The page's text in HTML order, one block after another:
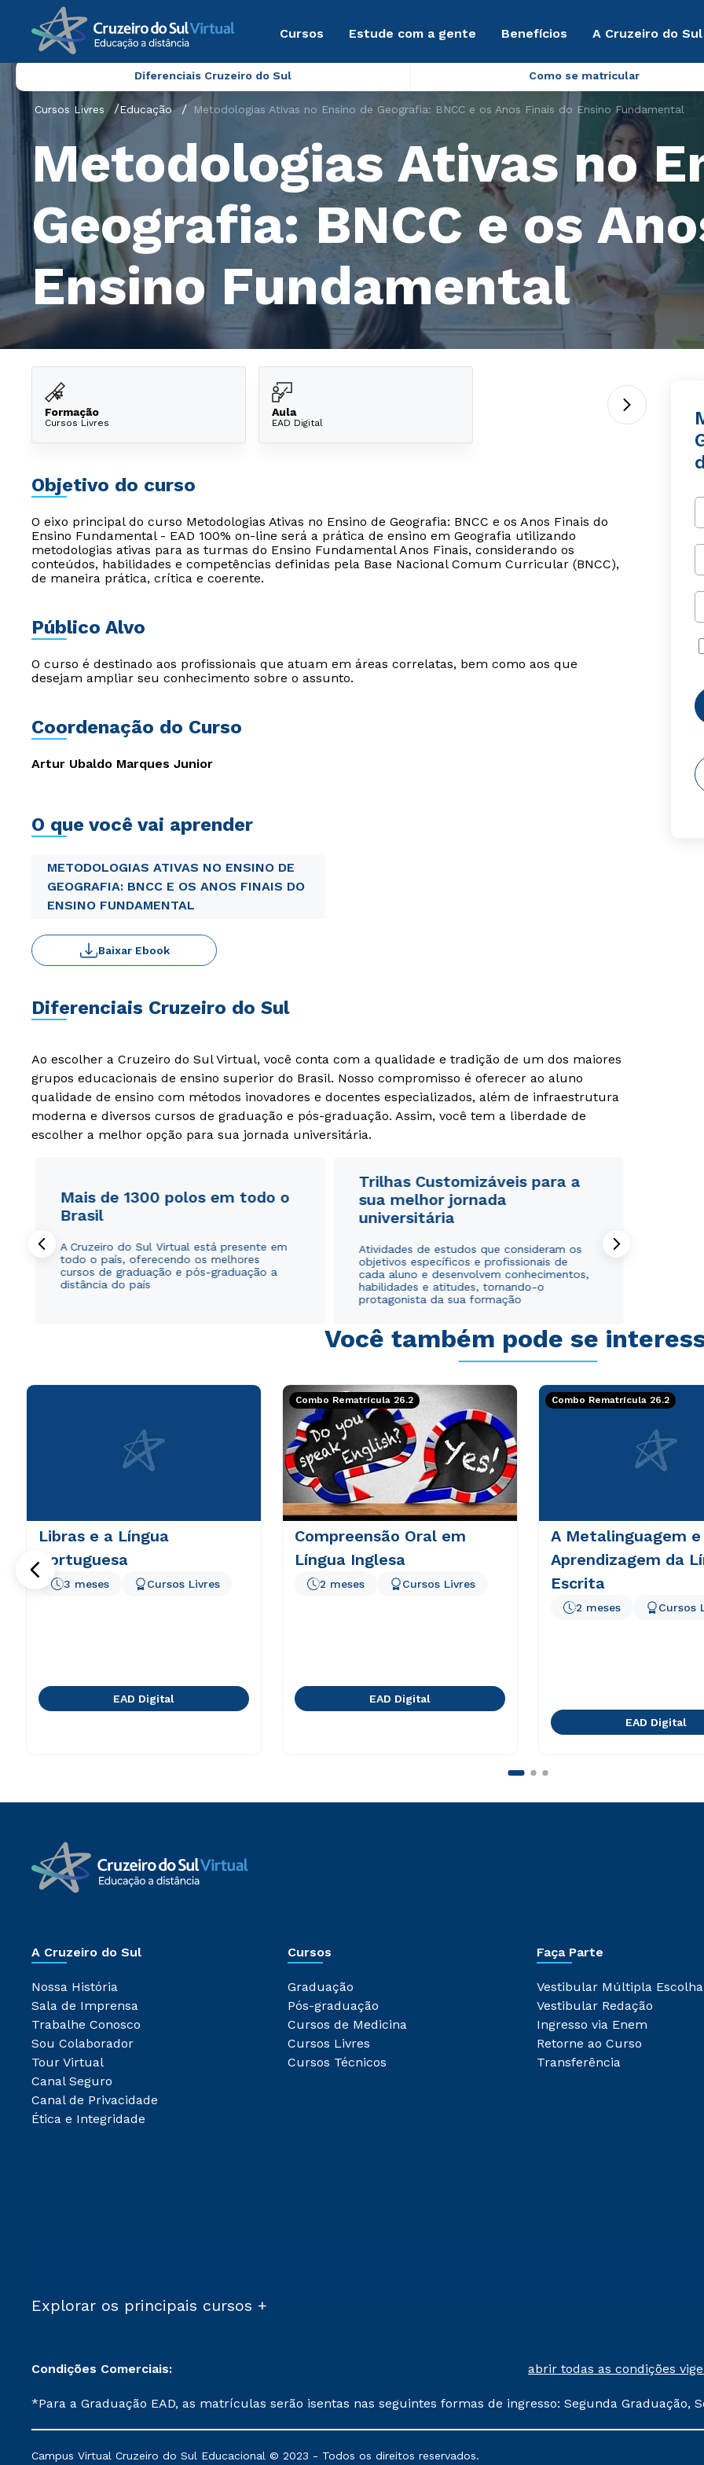
Cursos Estude com a gente Benefícios A Cruzeiro do
Diferenciais Cruzeiro do Sul Como se matricular
Cursos Livres Educação Metodologias Ativas no Ensino de Geografia: BNCC e os Anos Finais do Ensino Fundamental
Metodologias Ativas no
Geografia: BNCC e os
Ensino Fundamental
Formação
Cursos Livres
Aula
EAD Digital
Objetivo do curso
O eixo principal do curso Metodologias Ativas no Ensino de Geografia: BNCC e os Anos Finais do
Ensino Fundamental - EAD 100% on-line será a prática de ensino em Geografia utilizando
metodologias ativas para as turmas do Ensino Fundamental Anos Finais, considerando os
conteúdos, habilidades e competências definidas pela Base Nacional Comum Curricular (BNCC),
de maneira prática, crítica e coerente.
Público Alvo
O curso é destinado aos profissionais que atuam em áreas correlatas, bem como aos que
desejam ampliar seu conhecimento sobre o assunto.
Coordenação do Curso
Artur Ubaldo Marques Junior
O que você vai aprender
METODOLOGIAS ATIVAS NO ENSINO DE
GEOGRAFIA: BNCC E OS ANOS FINAIS DO
ENSINO FUNDAMENTAL
Baixar Ebook
Diferenciais Cruzeiro do Sul
Ao escolher a Cruzeiro do Sul Virtual, você conta com a qualidade e tradição de um dos maiores
grupos educacionais de ensino superior do Brasil. Nosso compromisso é oferecer ao aluno
qualidade de ensino com métodos inovadores e docentes especializados, além de infraestrutura
moderna e diversos cursos de graduação e pós-graduação. Assim, você tem a liberdade de
escolher a melhor opção para sua jornada universitária.
Mais de 1300 polos em todo o
Brasil
A Cruzeiro do Sul Virtual está presente em
todo o país, oferecendo os melhores
cursos de graduação e pós-graduação a
distância do país
Trilhas Customizáveis para a
sua melhor jornada
universitária
Atividades de estudos que consideram os
objetivos específicos e profissionais de
cada aluno e desenvolvem conhecimentos,
habilidades e atitudes, tornando-o
protagonista da sua formação
Você também pode se
Libras e a Língua
Portuguesa
3 meses Cursos Livres
EAD Digital
Combo Rematrícula 26.2
Compreensão Oral em
Língua Inglesa
2 meses Cursos Livres
EAD Digital
Combo Rematrícula 26.2
A Metalinguagem e
Aprendizagem da
Escrita
2 meses Cursos
EAD Digital
A Cruzeiro do Sul
Nossa História
Sala de Imprensa
Trabalhe Conosco
Sou Colaborador
Tour Virtual
Canal Seguro
Canal de Privacidade
Ética e Integridade
Cursos
Graduação
Pós-graduação
Cursos de Medicina
Cursos Livres
Cursos Técnicos
Faça Parte
Vestibular Múltipla Escolha
Vestibular Redação
Ingresso via Enem
Retorne ao Curso
Transferência
Explorar os principais cursos +
Condições Comerciais: abrir todas as condições
*Para a Graduação EAD, as matrículas serão isentas nas seguintes formas de ingresso: Segunda Graduação,
mantidos conforme negociação. Descontos institucionais poderão sofrer alterações nos períodos de
Campus Virtual Cruzeiro do Sul Educacional © 2023 - Todos os direitos reservados.
Rápido e fácil
WhatsApp
Estou de acordo com a
Rápido e fácil
WhatsApp
Estou de acordo com a